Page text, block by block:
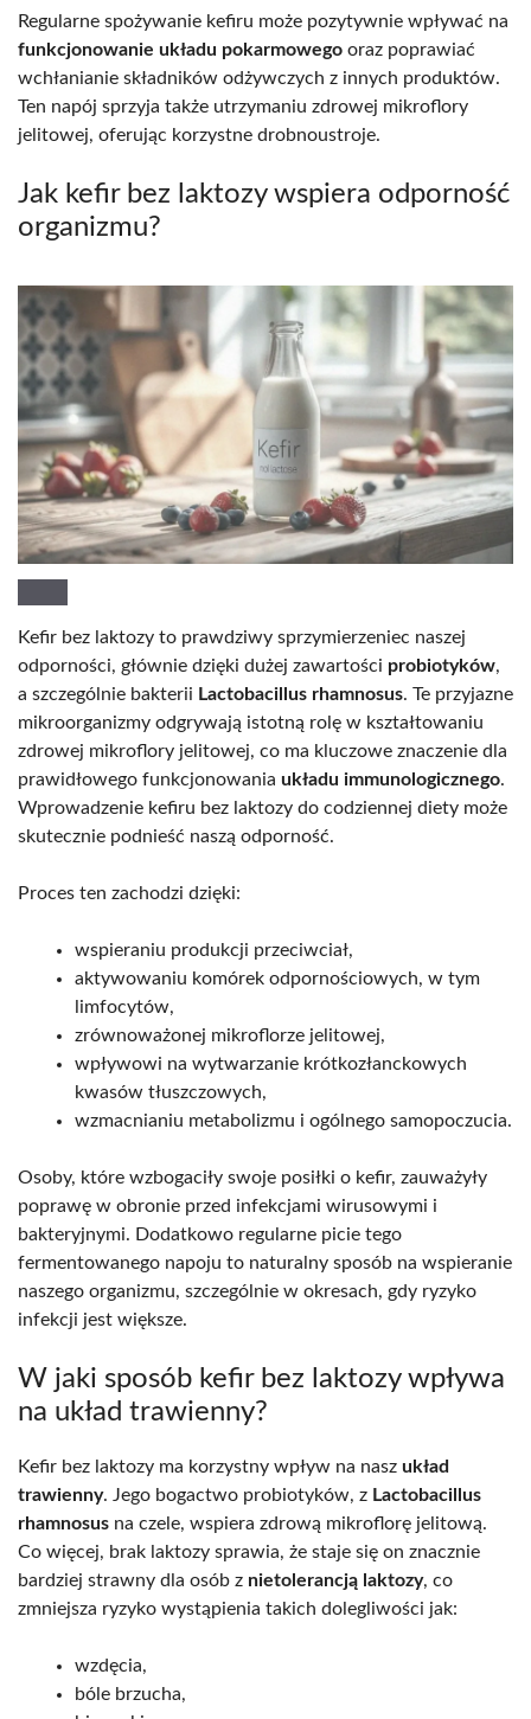
Regularne spożywanie kefiru może pozytywnie wpływać na
funkcjonowanie układu pokarmowego oraz poprawiać
wchłanianie składników odżywczych z innych produktów.
Ten napój sprzyja także utrzymaniu zdrowej mikroflory
jelitowej, oferując korzystne drobnoustroje.
Jak kefir bez laktozy wspiera odporność
organizmu?
Kefir bez laktozy to prawdziwy sprzymierzeniec naszej
odporności, głównie dzięki dużej zawartości probiotyków,
a szczególnie bakterii Lactobacillus rhamnosus. Te przyjazne
mikroorganizmy odgrywają istotną rolę w kształtowaniu
zdrowej mikroflory jelitowej, co ma kluczowe znaczenie dla
prawidłowego funkcjonowania układu immunologicznego.
Wprowadzenie kefiru bez laktozy do codziennej diety może
skutecznie podnieść naszą odporność.
Proces ten zachodzi dzięki:
wspieraniu produkcji przeciwciał,
aktywowaniu komórek odpornościowych, w tym
limfocytów,
zrównoważonej mikroflorze jelitowej,
wpływowi na wytwarzanie krótkozłanckowych
kwasów tłuszczowych,
wzmacnianiu metabolizmu i ogólnego samopoczucia.
Osoby, które wzbogaciły swoje posiłki o kefir, zauważyły
poprawę w obronie przed infekcjami wirusowymi i
bakteryjnymi. Dodatkowo regularne picie tego
fermentowanego napoju to naturalny sposób na wspieranie
naszego organizmu, szczególnie w okresach, gdy ryzyko
infekcji jest większe.
W jaki sposób kefir bez laktozy wpływa
na układ trawienny?
Kefir bez laktozy ma korzystny wpływ na nasz układ
trawienny. Jego bogactwo probiotyków, z Lactobacillus
rhamnosus na czele, wspiera zdrową mikroflorę jelitową.
Co więcej, brak laktozy sprawia, że staje się on znacznie
bardziej strawny dla osób z nietolerancją laktozy, co
zmniejsza ryzyko wystąpienia takich dolegliwości jak:
wzdęcia,
bóle brzucha,